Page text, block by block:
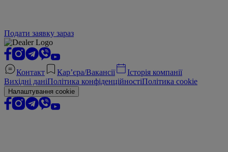
Подати заявку зараз
Контакт Кар’єра/Вакансії
Історія компанії
Вихідні даніПолітика конфіденційностіПолітика cookie
Налаштування cookie